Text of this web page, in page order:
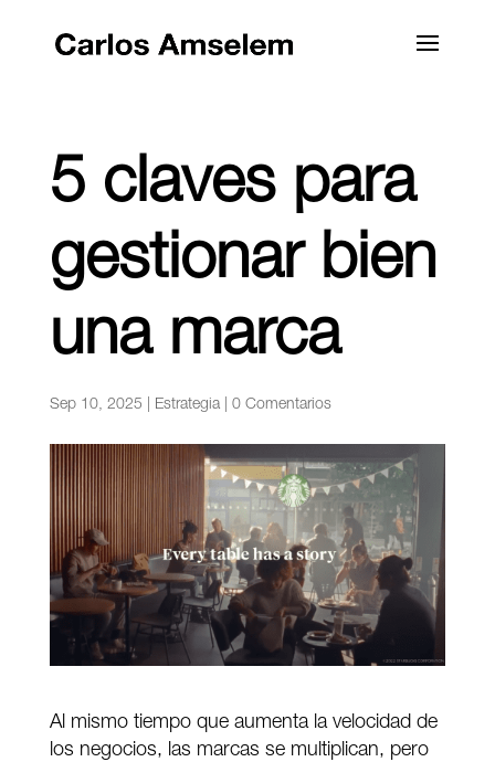
5 claves para
gestionar bien
una marca
Sep 10, 2025 Estrategia| 0 Comentarios
Al mismo tiempo que aumenta la velocidad de
los negocios, las marcas se multiplican, pero